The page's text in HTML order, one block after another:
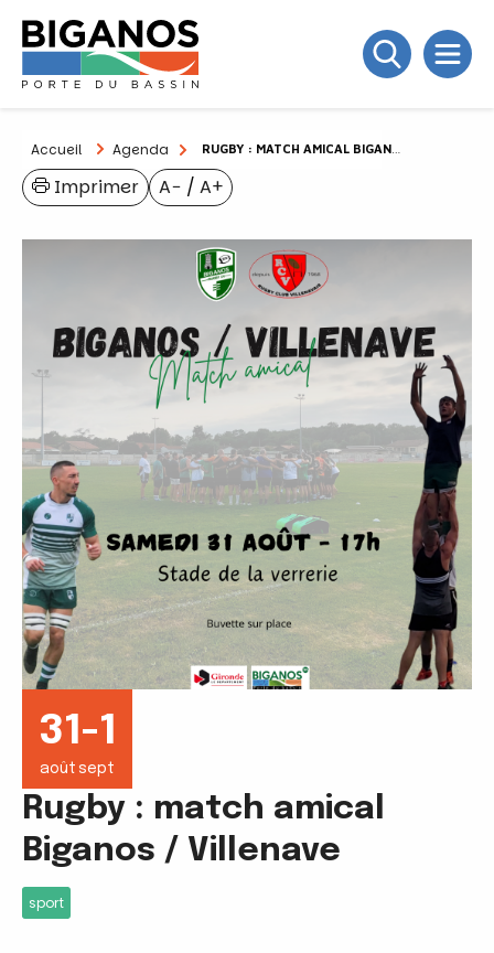
Accueil Agenda RUGBY : MATCH AMICAL BIGANOS / VILLENAVE
A− / A+
Imprimer
31-1
août sept
Rugby : match amical
Biganos / Villenave
sport